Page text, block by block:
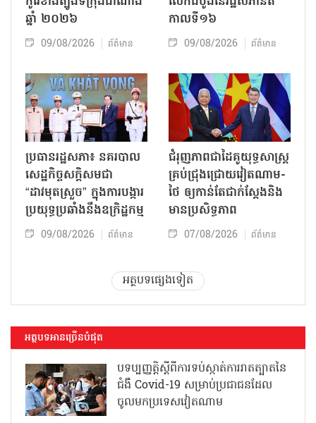
ឆ្នាំ ២០២៦
09/08/2026 ព័ត៌មាន
កាលទី១៦
09/08/2026 ព័ត៌មាន
ប្រធានរដ្ឋសភា៖ នគរបាល
សេដ្ឋកិច្ចសក្តិសមជា
“ដាវមុតស្រួច” ក្នុងការបង្ការ
ប្រយុទ្ធប្រឆាំងនឹងឧក្រិដ្ឋកម្ម
09/08/2026 ព័ត៌មាន
ជំរុញភាពជាដៃគូយុទ្ធសាស្ត្រ
គ្រប់ជ្រុងជ្រោយវៀតណាម-
ថៃ ឲ្យកាន់តែជាក់ស្ដែងនិង
មានប្រសិទ្ធភាព
07/08/2026 ព័ត៌មាន
អត្ថបទផ្សេងទៀត
អត្ថបទអានច្រើនបំផុត
បទប្បញ្ញត្តិស្តីពីការទប់ស្កាត់ការរាតត្បាតនៃ
ជំងឺ Covid-19 សម្រាប់ប្រជាជនដែល
ចូលមកប្រទេសវៀតណាម